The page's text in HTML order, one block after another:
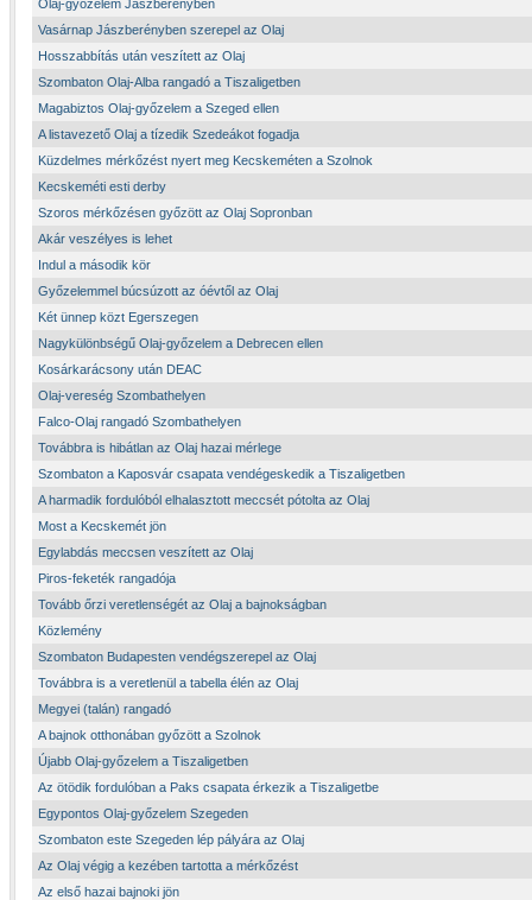
Olaj-győzelem Jászberényben
Vasárnap Jászberényben szerepel az Olaj
Hosszabbítás után veszített az Olaj
Szombaton Olaj-Alba rangadó a Tiszaligetben
Magabiztos Olaj-győzelem a Szeged ellen
A listavezető Olaj a tízedik Szedeákot fogadja
Küzdelmes mérkőzést nyert meg Kecskeméten a Szolnok
Kecskeméti esti derby
Szoros mérkőzésen győzött az Olaj Sopronban
Akár veszélyes is lehet
Indul a második kör
Győzelemmel búcsúzott az óévtől az Olaj
Két ünnep közt Egerszegen
Nagykülönbségű Olaj-győzelem a Debrecen ellen
Kosárkarácsony után DEAC
Olaj-vereség Szombathelyen
Falco-Olaj rangadó Szombathelyen
Továbbra is hibátlan az Olaj hazai mérlege
Szombaton a Kaposvár csapata vendégeskedik a Tiszaligetben
A harmadik fordulóból elhalasztott meccsét pótolta az Olaj
Most a Kecskemét jön
Egylabdás meccsen veszített az Olaj
Piros-feketék rangadója
Tovább őrzi veretlenségét az Olaj a bajnokságban
Közlemény
Szombaton Budapesten vendégszerepel az Olaj
Továbbra is a veretlenül a tabella élén az Olaj
Megyei (talán) rangadó
A bajnok otthonában győzött a Szolnok
Újabb Olaj-győzelem a Tiszaligetben
Az ötödik fordulóban a Paks csapata érkezik a Tiszaligetbe
Egypontos Olaj-győzelem Szegeden
Szombaton este Szegeden lép pályára az Olaj
Az Olaj végig a kezében tartotta a mérkőzést
Az első hazai bajnoki jön